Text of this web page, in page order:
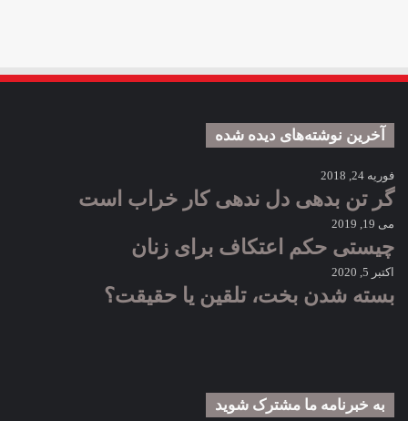
آخرین نوشته‌های دیده شده
فوریه 24, 2018
گر تن بدهی دل ندهی کار خراب است
می 19, 2019
چیستی حکم اعتکاف برای زنان
اکتبر 5, 2020
بسته شدن بخت، تلقین یا حقیقت؟
به خبرنامه‌‌ ما مشترک شوید